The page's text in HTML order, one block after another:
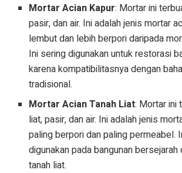
Mortar Acian Kapur: Mortar ini
pasir, dan air. Ini adalah jenis mortar
lembut dan lebih berpori daripada
Ini sering digunakan untuk restorasi
karena kompatibilitasnya dengan
tradisional.
Mortar Acian Tanah Liat: Mortar ini
liat, pasir, dan air. Ini adalah jenis
paling berpori dan paling permeabel.
digunakan pada bangunan bersejarah
tanah liat.